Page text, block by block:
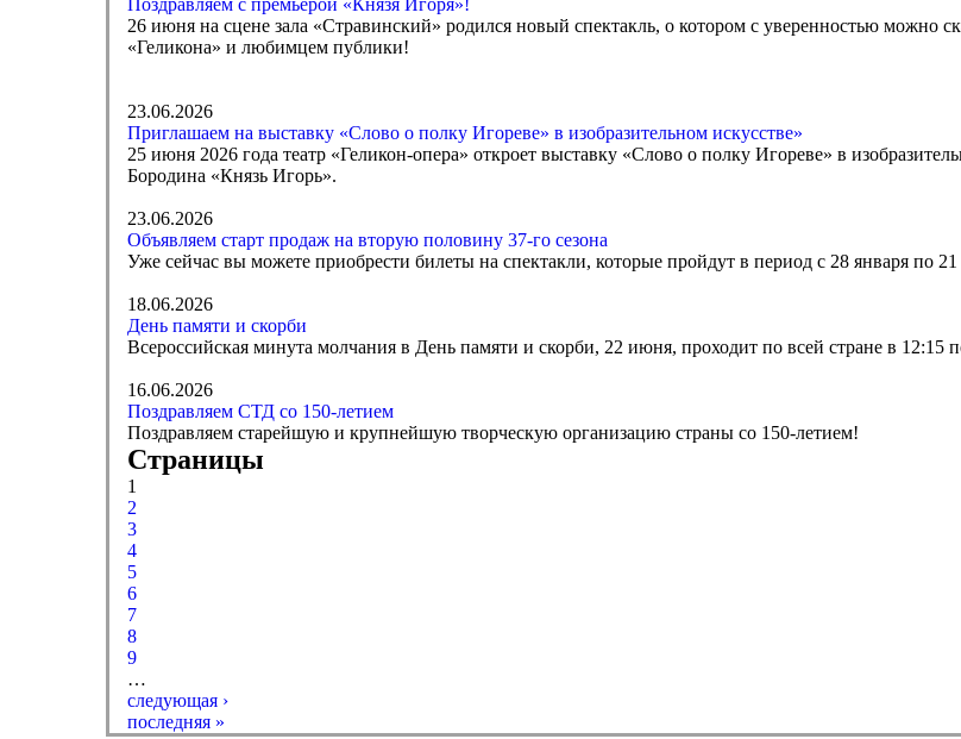
Поздравляем с премьерой «Князя Игоря»!
26 июня на сцене зала «Стравинский» родился новый спектакль, о котором с уверенностью можно
«Геликона» и любимцем публики!
23.06.2026
Приглашаем на выставку «Слово о полку Игореве» в изобразительном искусстве»
25 июня 2026 года театр «Геликон-опера» откроет выставку «Слово о полку Игореве» в
Бородина «Князь Игорь».
23.06.2026
Объявляем старт продаж на вторую половину 37-го сезона
Уже сейчас вы можете приобрести билеты на спектакли, которые пройдут в период с 28 января по
18.06.2026
День памяти и скорби
Всероссийская минута молчания в День памяти и скорби, 22 июня, проходит по всей стране в 12:15
16.06.2026
Поздравляем СТД со 150-летием
Поздравляем старейшую и крупнейшую творческую организацию страны со 150-летием!
Страницы
1
2
3
4
5
6
7
8
9
…
следующая ›
последняя »